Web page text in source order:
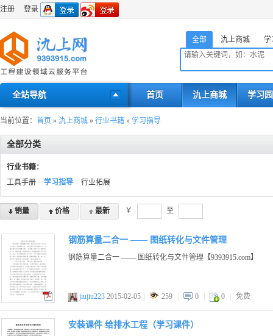
注册 登录
全部 氿上商城 学
全站导航 首页 氿上商城 学习
当前位置： 首页 » 氿上商城 » 行业书籍 » 学习指导
全部分类
行业书籍：
工具手册
学习指导 行业拓展
销量 价格 最新 ￥ 至
pdf
钢筋算量二合一 —— 图纸转化与文件管理
钢筋算量二合一 —— 图纸转化与文件管理【9393915.com】
jiujiu223 2015-02-05 259 0 0 免费
安装课件 给排水工程（学习课件）